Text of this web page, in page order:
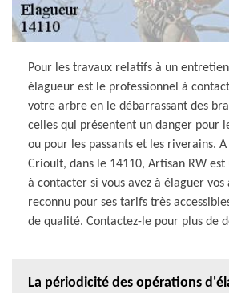
Pour les travaux relatifs à un
élagueur est le professionnel à
votre arbre en le débarrassant des
celles qui présentent un danger pour
ou pour les passants et les riverains.
Crioult, dans le 14110, Artisan RW
à contacter si vous avez à élaguer vos
reconnu pour ses tarifs très
de qualité. Contactez-le pour plus de
La périodicité des opérations